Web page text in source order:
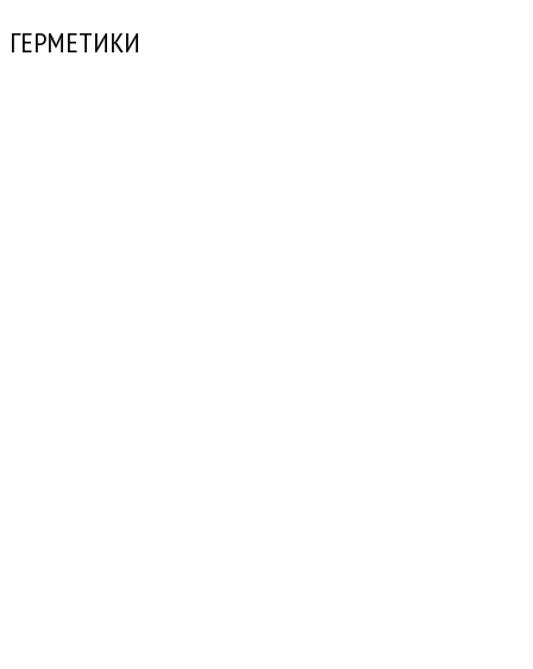
ГЕРМЕТИКИ